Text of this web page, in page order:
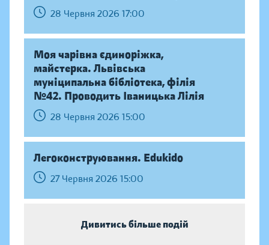
28 Червня 2026 17:00
Моя чарівна єдиноріжка,
майстерка. Львівська
муніципальна бібліотека, філія
№42. Проводить Іваницька Лілія
28 Червня 2026 15:00
Легоконструювання. Edukido
27 Червня 2026 15:00
Дивитись більше подій